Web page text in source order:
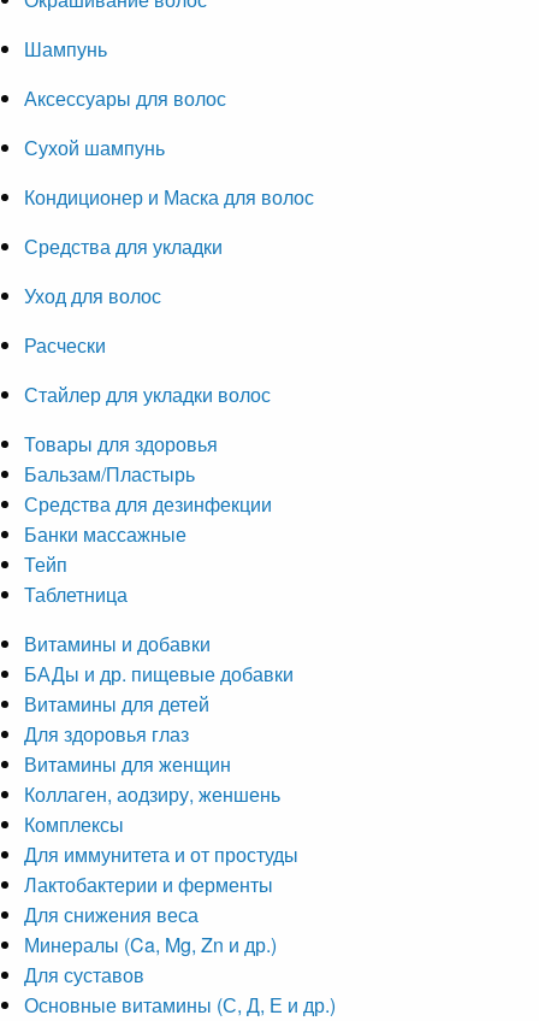
Шампунь
Аксессуары для волос
Сухой шампунь
Кондиционер и Маска для волос
Средства для укладки
Уход для волос
Расчески
Стайлер для укладки волос
Товары для здоровья
Бальзам/Пластырь
Средства для дезинфекции
Банки массажные
Тейп
Таблетница
Витамины и добавки
БАДы и др. пищевые добавки
Витамины для детей
Для здоровья глаз
Витамины для женщин
Коллаген, аодзиру, женшень
Комплексы
Для иммунитета и от простуды
Лактобактерии и ферменты
Для снижения веса
Минералы (Ca, Mg, Zn и др.)
Для суставов
Основные витамины (С, Д, Е и др.)